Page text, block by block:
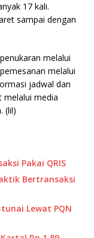
17 kali.
sampai dengan
melalui
melalui
jadwal dan
melalui media
(lil)
Pakai QRIS
Bertransaksi
Lewat PQN